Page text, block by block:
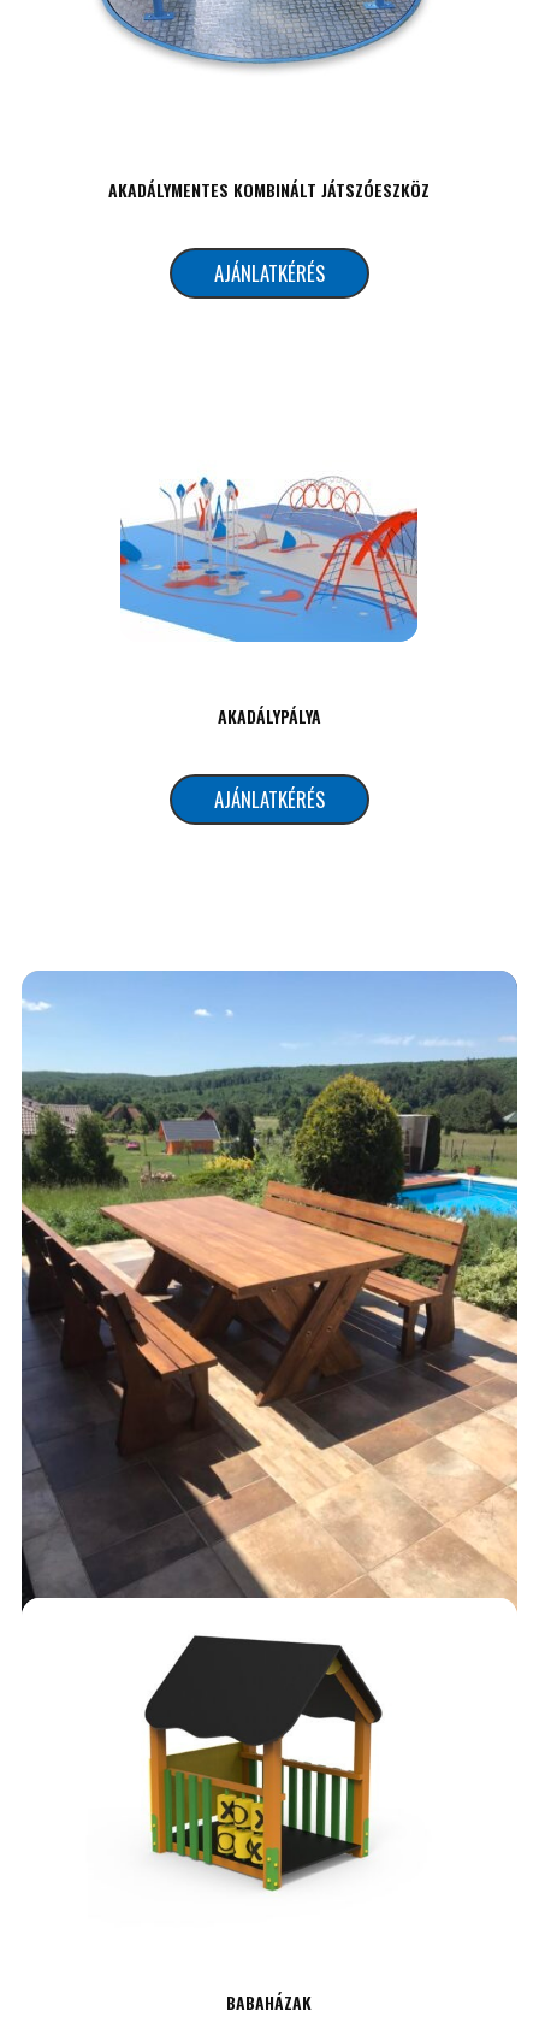
AKADÁLYMENTES KOMBINÁLT JÁTSZÓESZKÖZ
AJÁNLATKÉRÉS
AKADÁLYPÁLYA
AJÁNLATKÉRÉS
225,000Ft
AJÁNLATKÉRÉS
BABAHÁZAK